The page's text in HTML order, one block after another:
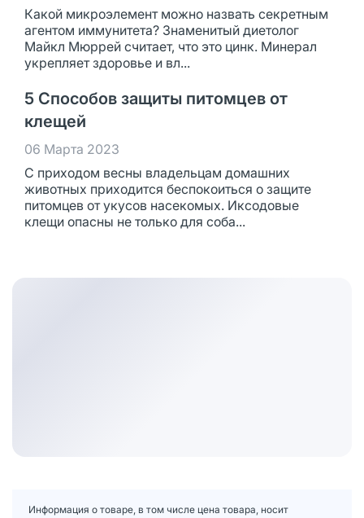
Какой микроэлемент можно назвать секретным
агентом иммунитета? Знаменитый диетолог
Майкл Мюррей считает, что это цинк. Минерал
укрепляет здоровье и вл...
5 Способов защиты питомцев от
клещей
06 Марта 2023
С приходом весны владельцам домашних
животных приходится беспокоиться о защите
питомцев от укусов насекомых. Иксодовые
клещи опасны не только для соба...
Информация о товаре, в том числе цена товара, носит